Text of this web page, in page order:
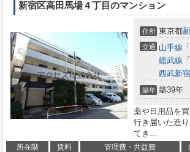
新宿区高田馬場４丁目のマンション
住所 東京都
交通 山手線 「
総武線 「
西武新
築年 築39年
薬や日用品を
行き届いた造
てき...
所在階 賃料 管理費・共益費